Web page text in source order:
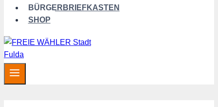
BÜRGERBRIEFKASTEN
SHOP